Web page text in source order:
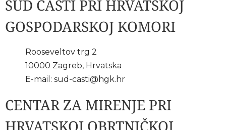
SUD ČASTI PRI HRVATSKOJ
GOSPODARSKOJ KOMORI
Rooseveltov trg 2
10000 Zagreb, Hrvatska
E-mail: sud-casti@hgk.hr
CENTAR ZA MIRENJE PRI
HRVATSKOJ OBRTNIČKOJ